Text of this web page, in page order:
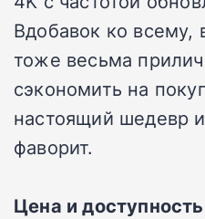
Вдобавок ко всему,
тоже весьма
сэкономить на
настоящий шедевр
фаворит.
Цена и